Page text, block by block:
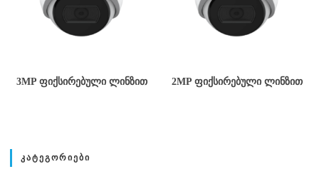
3MP ᲤᲘᲥᲡᲘᲠᲔᲑᲣᲚᲘ ᲚᲘᲜᲖᲘᲗ 2MP ᲤᲘᲥᲡᲘᲠᲔᲑᲣᲚᲘ ᲚᲘᲜᲖᲘᲗ
ᲙᲐᲢᲔᲒᲝᲠᲘᲔᲑᲘ